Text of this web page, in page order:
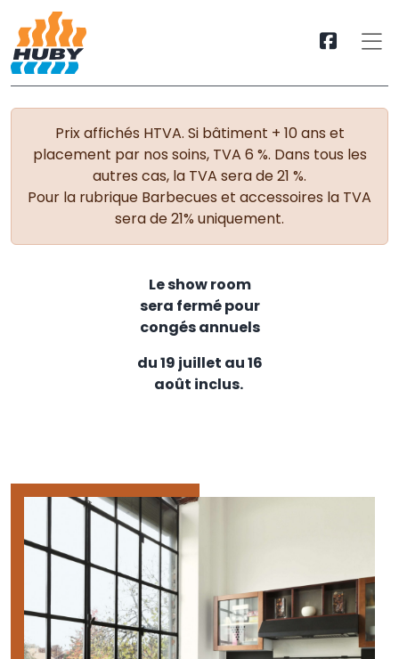
Prix affichés HTVA. Si bâtiment + 10 ans et
placement par nos soins, TVA 6 %. Dans tous les
autres cas, la TVA sera de 21 %.
Pour la rubrique Barbecues et accessoires la TVA
sera de 21% uniquement.
Le show room
sera fermé pour
congés annuels
du 19 juillet au 16
août inclus.